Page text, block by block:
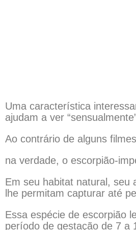
Uma característica
ajudam a ver
Ao contrário de alguns
na verdade, o escorpião-
Em seu habitat natural, seu
lhe permitam capturar até
Essa espécie de escorpião
período de gestação de 7 a